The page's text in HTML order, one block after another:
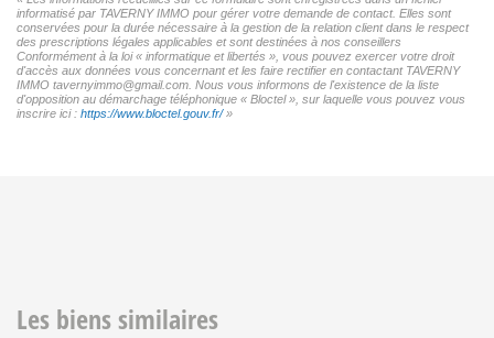
informatisé par TAVERNY IMMO pour gérer votre demande de contact. Elles sont
conservées pour la durée nécessaire à la gestion de la relation client dans le respect
des prescriptions légales applicables et sont destinées à nos conseillers
Conformément à la loi « informatique et libertés », vous pouvez exercer votre droit
d'accès aux données vous concernant et les faire rectifier en contactant TAVERNY
IMMO tavernyimmo@gmail.com. Nous vous informons de l'existence de la liste
d'opposition au démarchage téléphonique « Bloctel », sur laquelle vous pouvez vous
inscrire ici : https://www.bloctel.gouv.fr/»
Les biens similaires